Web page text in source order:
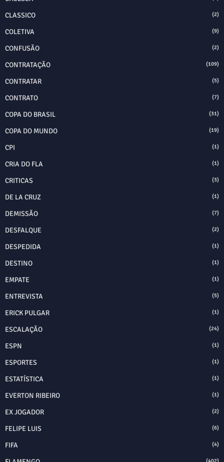
CLASSICO (2)
COLETIVA (9)
CONFUSÃO (2)
CONTRATAÇÃO (109)
CONTRATAR (5)
CONTRATO (7)
COPA DO BRASIL (31)
COPA DO MUNDO (19)
CPI (1)
CRIA DO FLA (1)
CRITICAS (3)
DE LA CRUZ (1)
DEMISSÃO (7)
DESFALQUE (2)
DESPEDIDA (1)
DESTINO (1)
EMPATE (1)
ENTREVISTA (5)
ERICK PULGAR (1)
ESCALAÇÃO (24)
ESPN (1)
ESPORTES (1)
ESTATÍSTICA (1)
EVERTON RIBEIRO (1)
EX JOGADOR (2)
FELIPE LUIS (6)
FIFA (4)
(402)